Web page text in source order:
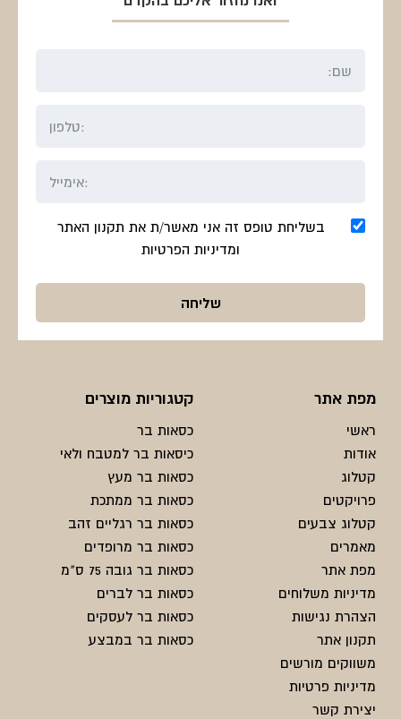
מפת אתר
ראשי
אודות
קטלוג
פרויקטים
קטלוג צבעים
מאמרים
מפת אתר
מדיניות משלוחים
הצהרת נגישות
תקנון אתר
משווקים מורשים
מדיניות פרטיות
יצירת קשר
קטגוריות מוצרים
כסאות בר
כיסאות בר למטבח ולאי
כסאות בר מעץ
כסאות בר ממתכת
כסאות בר רגליים זהב
כסאות בר מרופדים
כסאות בר גובה 75 ס"מ
כסאות בר לברים
כסאות בר לעסקים
כסאות בר במבצע
בשליחת טופס זה אני מאשר/ת את תקנון האתר
ומדיניות הפרטיות